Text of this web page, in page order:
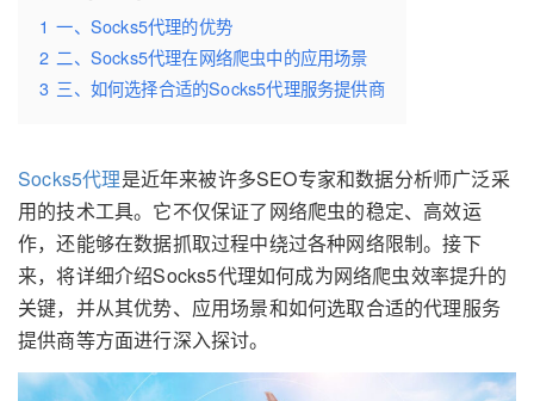
1 一、Socks5代理的优势
2 二、Socks5代理在网络爬虫中的应用场景
3 三、如何选择合适的Socks5代理服务提供商
Socks5代理是近年来被许多SEO专家和数据分析师广泛采
用的技术工具。它不仅保证了网络爬虫的稳定、高效运
作，还能够在数据抓取过程中绕过各种网络限制。接下
来，将详细介绍Socks5代理如何成为网络爬虫效率提升的
关键，并从其优势、应用场景和如何选取合适的代理服务
提供商等方面进行深入探讨。